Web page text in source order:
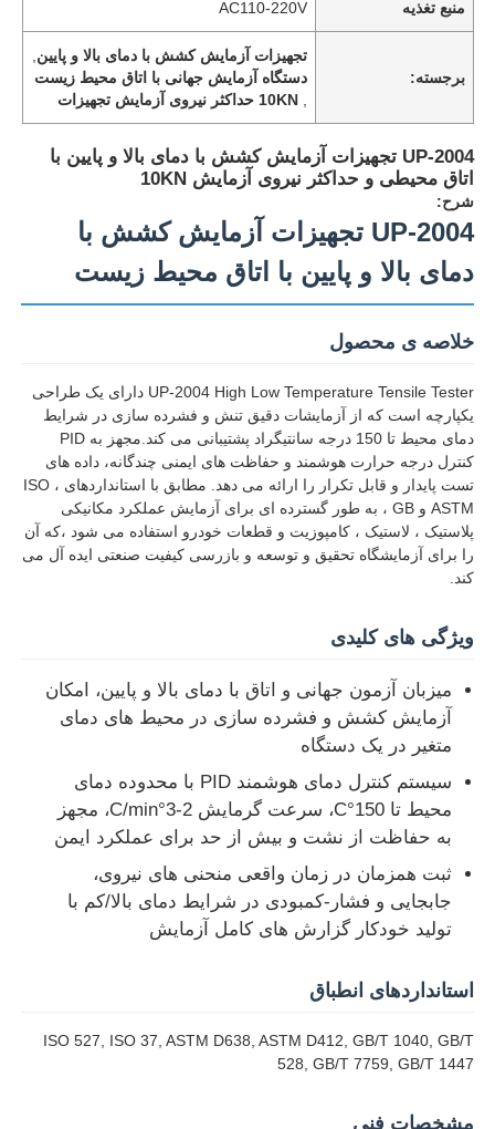
خانه
محصولات
دربارهی ما
کارخانه تور
تماس با ما
درخواست نقل قول
تجهیزات تست آزمایشگاهی
اتاق آزمون محیطی
دستگاه تست جهانی
منبع تغذیه AC110-220V
برجسته:
تجهیزات آزمایش کشش با دمای بالا و پایین
دستگاه آزمایش جهانی با اتاق محیط زیست
,10KN حداکثر نیروی آزمایش تجهیزات
UP-2004 تجهیزات آزمایش کشش با دمای بالا و پایین با
اتاق محیطی و حداکثر نیروی آزمایش 10KN
شرح:
UP-2004 تجهیزات آزمایش کشش با
دمای بالا و پایین با اتاق محیط زیست
خلاصه ی محصول
UP-2004 High Low Temperature Tensile Tester دارای یک طراحی
یکپارچه است که از آزمایشات دقیق تنش و فشرده سازی در شرایط
دمای محیط تا 150 درجه سانتیگراد پشتیبانی می کند.مجهز به PID
کنترل درجه حرارت هوشمند و حفاظت های ایمنی چندگانه، داده های
تست پایدار و قابل تکرار را ارائه می دهد. مطابق با استانداردهای ISO ،
ASTM و GB ، به طور گسترده ای برای آزمایش عملکرد مکانیکی
پلاستیک ، لاستیک ، کامپوزیت و قطعات خودرو استفاده می شود ،که آن
را برای آزمایشگاه تحقیق و توسعه و بازرسی کیفیت صنعتی ایده آل می
کند.
ویژگی های کلیدی
میزبان آزمون جهانی و اتاق با دمای بالا و پایین، امکان
آزمایش کشش و فشرده سازی در محیط های دمای
متغیر در یک دستگاه
سیستم کنترل دمای هوشمند PID با محدوده دمای
محیط تا 150°C، سرعت گرمایش 2-3°C/min، مجهز
به حفاظت از نشت و بیش از حد برای عملکرد ایمن
ثبت همزمان در زمان واقعی منحنی های نیروی،
جابجایی و فشار-کمبودی در شرایط دمای بالا/کم با
تولید خودکار گزارش های کامل آزمایش
استانداردهای انطباق
ISO 527, ISO 37, ASTM D638, ASTM D412, GB/T 1040, GB/T
528, GB/T 7759, GB/T 1447
مشخصات فنی